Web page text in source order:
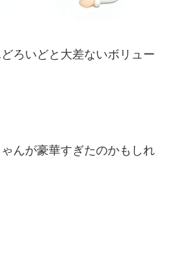
ろいどと大差ないボリュー
んが豪華すぎたのかもしれ